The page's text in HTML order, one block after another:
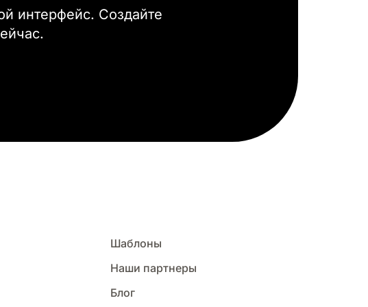
интерфейс. Создайте
Шаблоны
Наши партнеры
Блог